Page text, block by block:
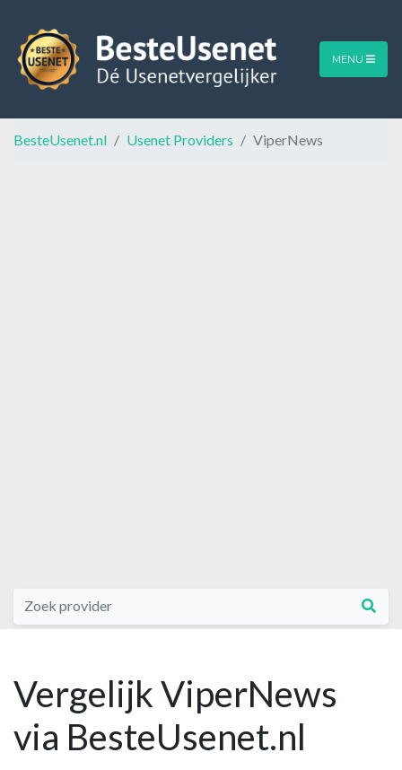
MENU
BesteUsenet.nl Usenet Providers ViperNews
Vergelijk ViperNews
via BesteUsenet.nl